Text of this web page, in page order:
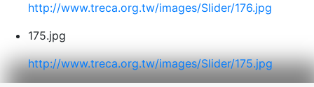
http://www.treca.org.tw/images/Slider/176.jpg
175.jpg
http://www.treca.org.tw/images/Slider/175.jpg